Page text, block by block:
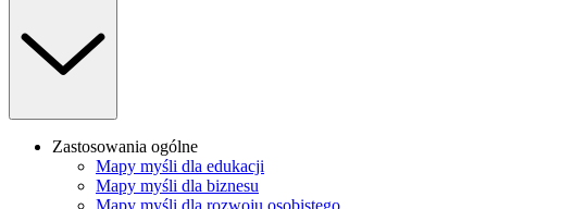
Zastosowania ogólne
Mapy myśli dla edukacji
Mapy myśli dla biznesu
Mapy myśli dla rozwoju osobistego